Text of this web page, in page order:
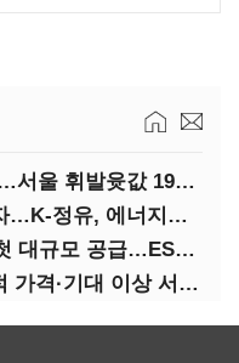
전국 기름값 12주 연속 하락…서울 휘발윳값 1909원
전쟁에 원유 공급망 흔들리자…K-정유, 에너지안보 핵심으로 재부상
포스코퓨처엠, LFP 양극재 첫 대규모 공급…ESS 시장 공략
트리니티항공 출범…“합리적 가격·기대 이상 서비스로 승부”